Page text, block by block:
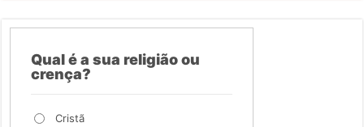
Qual é a sua religião ou
crença?
Cristã